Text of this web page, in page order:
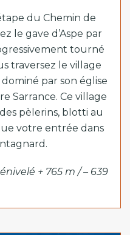
du Chemin de
le gave d’Aspe par
tourné
traversez le village
par son église
Sarrance. Ce village
pèlerins, blotti au
votre entrée dans
+ 765 m / – 639